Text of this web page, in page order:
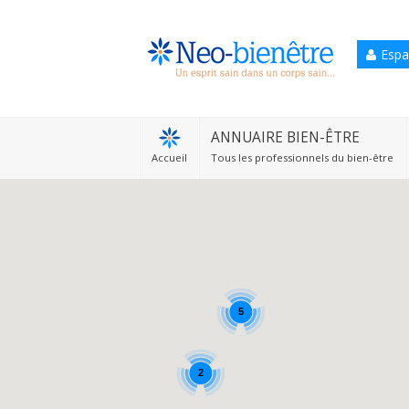
Accueil
ANNUAIRE BIEN-ÊTRE
Tous les professionnels du bien-être
5
2